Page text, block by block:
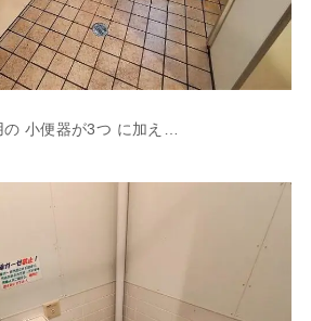
の 小便器が3つ に加え…